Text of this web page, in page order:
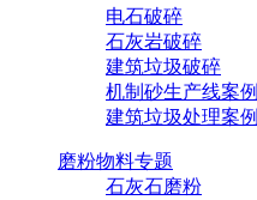
电石破碎
石灰岩破碎
建筑垃圾破碎
机制砂生产线案例
建筑垃圾处理案例
磨粉物料专题
石灰石磨粉